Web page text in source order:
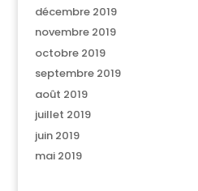
décembre 2019
novembre 2019
octobre 2019
septembre 2019
août 2019
juillet 2019
juin 2019
mai 2019